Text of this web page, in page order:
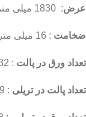
عرض: 1830 میلی متر
ضخامت : 16 میلی متر
تعداد ورق در پالت : 32 ورق
تعداد پالت در تریلی : 9 ورق